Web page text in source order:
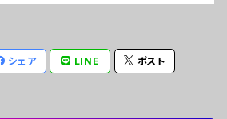
シェア LINE ポスト